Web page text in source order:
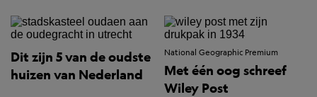
Dit zijn 5 van de oudste
huizen van Nederland
National Geographic Premium
Met één oog schreef
Wiley Post